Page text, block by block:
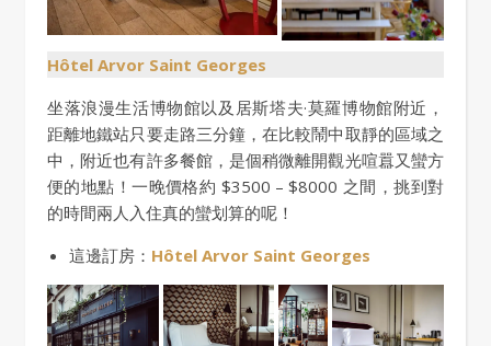
Hôtel Arvor Saint Georges
坐落浪漫生活博物館以及居斯塔夫·莫羅博物館附近，
距離地鐵站只要走路三分鐘，在比較鬧中取靜的區域之
中，附近也有許多餐館，是個稍微離開觀光喧囂又蠻方
便的地點！一晚價格約 $3500 – $8000 之間，挑到對
的時間兩人入住真的蠻划算的呢！
這邊訂房： Hôtel Arvor Saint Georges